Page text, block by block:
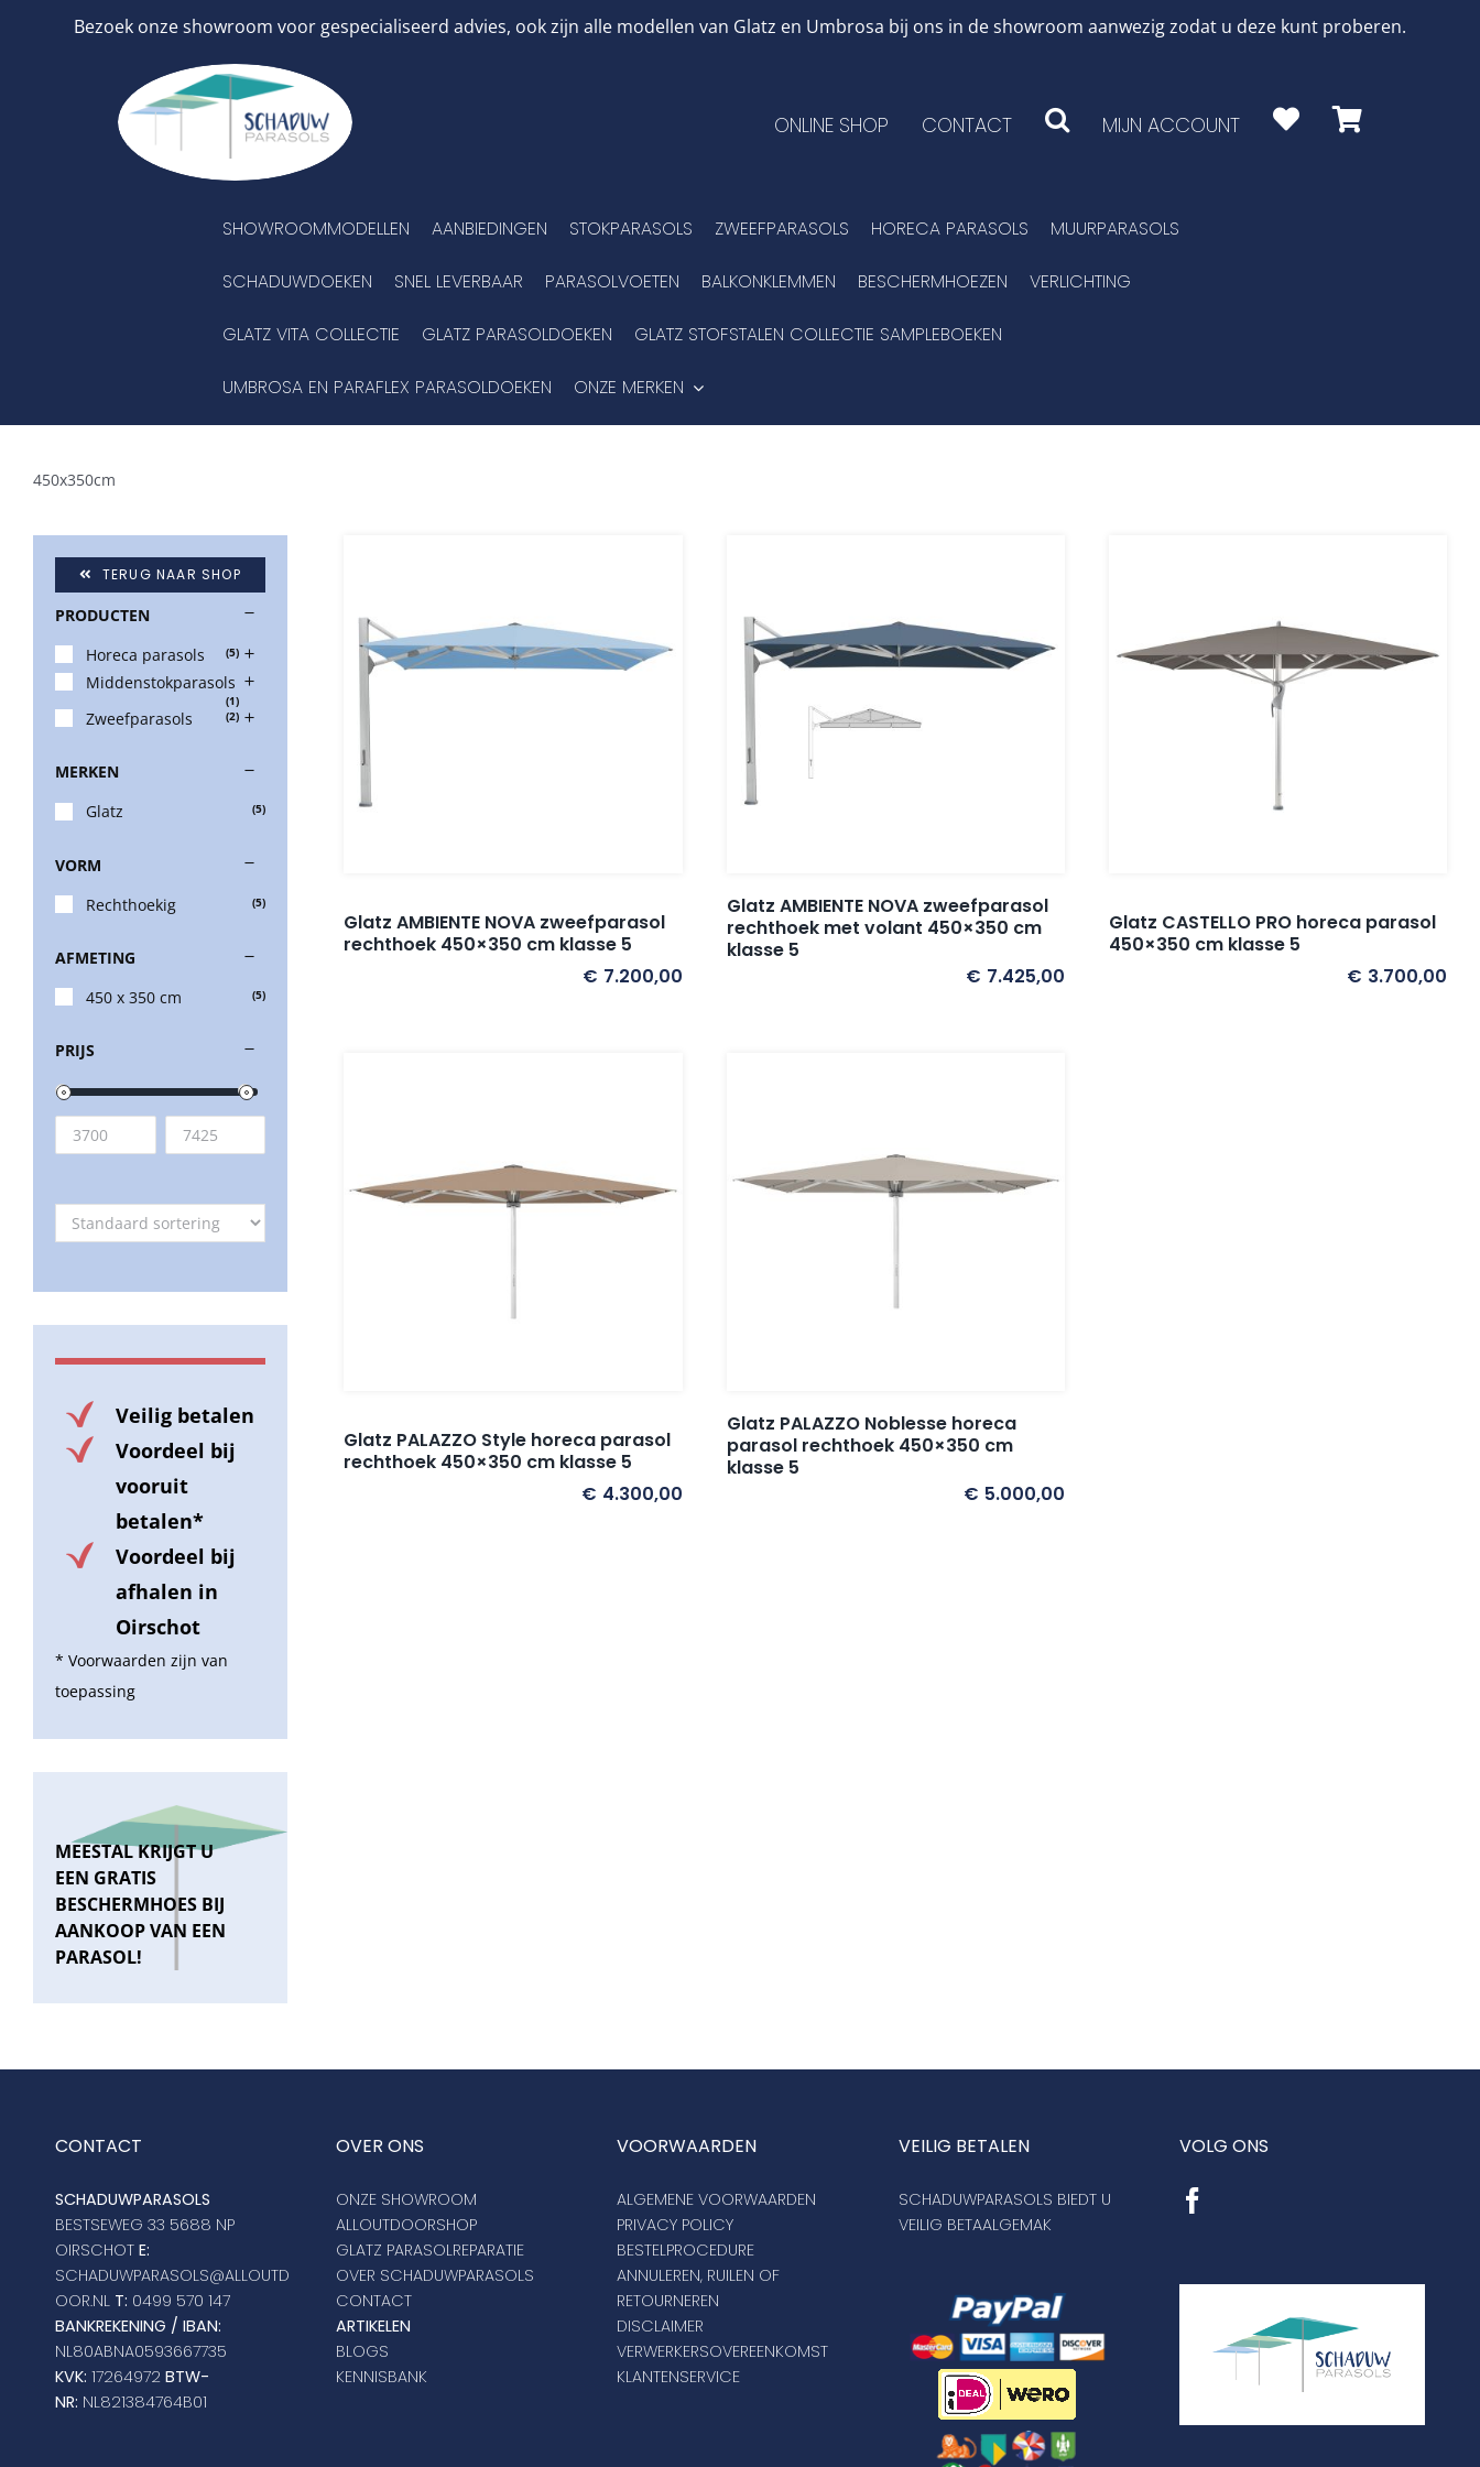
Bezoek onze showroom voor gespecialiseerd advies, ook zijn alle modellen van Glatz en Umbrosa bij ons in de showroom aanwezig zodat u deze kunt proberen.
ONLINE SHOP CONTACT MIJN ACCOUNT
SHOWROOMMODELLEN AANBIEDINGEN STOKPARASOLS ZWEEFPARASOLS HORECA PARASOLS MUURPARASOLS
SCHADUWDOEKEN SNEL LEVERBAAR PARASOLVOETEN BALKONKLEMMEN BESCHERMHOEZEN VERLICHTING
GLATZ VITA COLLECTIE GLATZ PARASOLDOEKEN GLATZ STOFSTALEN COLLECTIE SAMPLEBOEKEN
UMBROSA EN PARAFLEX PARASOLDOEKEN ONZE MERKEN
450x350cm
Glatz AMBIENTE NOVA zweefparasol
rechthoek 450×350 cm klasse 5
€ 7.200,00
Glatz AMBIENTE NOVA zweefparasol
rechthoek met volant 450×350 cm
klasse 5
€ 7.425,00
Glatz CASTELLO PRO horeca parasol
450×350 cm klasse 5
€ 3.700,00
Glatz PALAZZO Style horeca parasol
rechthoek 450×350 cm klasse 5
€ 4.300,00
Glatz PALAZZO Noblesse horeca
parasol rechthoek 450×350 cm
klasse 5
€ 5.000,00
TERUG NAAR SHOP
PRODUCTEN
Horeca parasols
(5)
Middenstokparasols
(1)
Zweefparasols (2)
MERKEN
Glatz
(5)
VORM
Rechthoekig
(5)
AFMETING
450 x 350 cm
(5)
PRIJS
Veilig betalen
Voordeel bij
vooruit
betalen*
Voordeel bij
afhalen in
Oirschot
* Voorwaarden zijn van
toepassing
MEESTAL KRIJGT U
EEN GRATIS
BESCHERMHOES BIJ
AANKOOP VAN EEN
PARASOL!
CONTACT
SCHADUWPARASOLS
BESTSEWEG 33 5688 NP
OIRSCHOT E:
SCHADUWPARASOLS@ALLOUTD
OOR.NL T: 0499 570 147
BANKREKENING / IBAN:
NL80ABNA0593667735
KVK: 17264972 BTW-
NR: NL821384764B01
OVER ONS
ONZE SHOWROOM
ALLOUTDOORSHOP
GLATZ PARASOLREPARATIE
OVER SCHADUWPARASOLS
CONTACT
ARTIKELEN
BLOGS
KENNISBANK
VOORWAARDEN
ALGEMENE VOORWAARDEN
PRIVACY POLICY
BESTELPROCEDURE
ANNULEREN, RUILEN OF
RETOURNEREN
DISCLAIMER
VERWERKERSOVEREENKOMST
KLANTENSERVICE
VEILIG BETALEN
SCHADUWPARASOLS BIEDT U
VEILIG BETAALGEMAK
VOLG ONS